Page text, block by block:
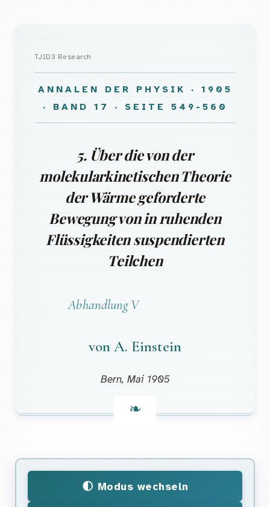
TJID3 Research
ANNALEN DER PHYSIK · 1905
· BAND 17 · SEITE 549-560
5. Über die von der
molekularkinetischen Theorie
der Wärme geforderte
Bewegung von in ruhenden
Flüssigkeiten suspendierten
Teilchen
Abhandlung V
von A. Einstein
Bern, Mai 1905
🌓 Modus wechseln